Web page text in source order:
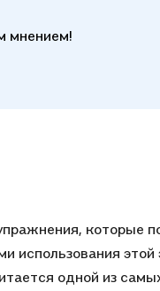
мнением!
которые
использования
одной из